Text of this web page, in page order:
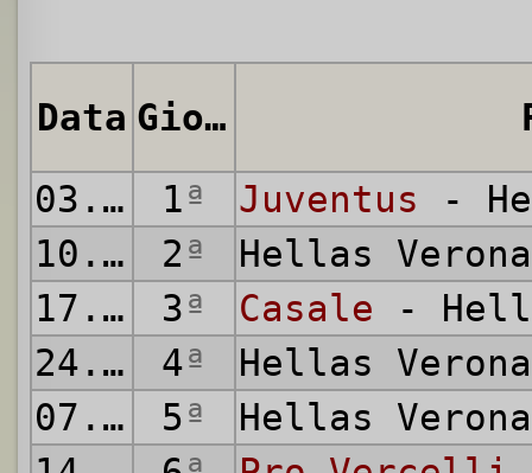
Data Giornata
03.10.1926
1ª Juventus -
10.10.1926
2ª
Hellas
17.10.1926
3ª Casale -
24.10.1926
4ª
Hellas
07.11.1926
5ª
Hellas